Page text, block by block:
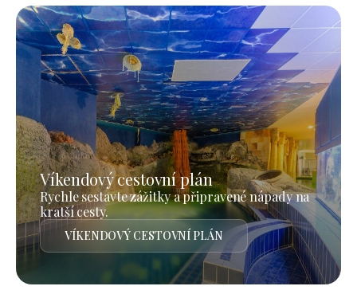
Víkendový cestovní plán
Rychle sestavte zážitky a připravené nápady na
kratší cesty.
VÍKENDOVÝ CESTOVNÍ PLÁN